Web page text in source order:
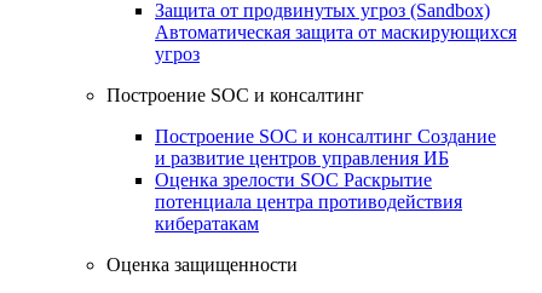
Защита от продвинутых угроз (Sandbox)
Автоматическая защита от маскирующихся
угроз
Построение SOC и консалтинг
Построение SOC и консалтинг Создание
и развитие центров управления ИБ
Оценка зрелости SOC Раскрытие
потенциала центра противодействия
кибератакам
Оценка защищенности